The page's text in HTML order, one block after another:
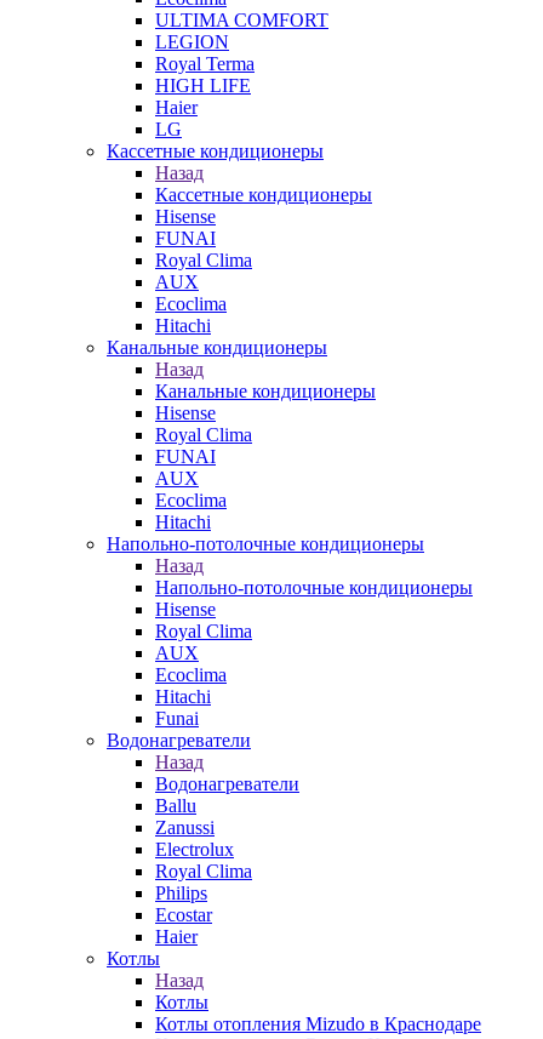
ULTIMA COMFORT
LEGION
Royal Terma
HIGH LIFE
Haier
LG
Кассетные кондиционеры
Назад
Кассетные кондиционеры
Hisense
FUNAI
Royal Clima
AUX
Ecoclima
Hitachi
Канальные кондиционеры
Назад
Канальные кондиционеры
Hisense
Royal Clima
FUNAI
AUX
Ecoclima
Hitachi
Напольно-потолочные кондиционеры
Назад
Напольно-потолочные кондиционеры
Hisense
Royal Clima
AUX
Ecoclima
Hitachi
Funai
Водонагреватели
Назад
Водонагреватели
Ballu
Zanussi
Electrolux
Royal Clima
Philips
Ecostar
Haier
Котлы
Назад
Котлы
Котлы отопления Mizudo в Краснодаре